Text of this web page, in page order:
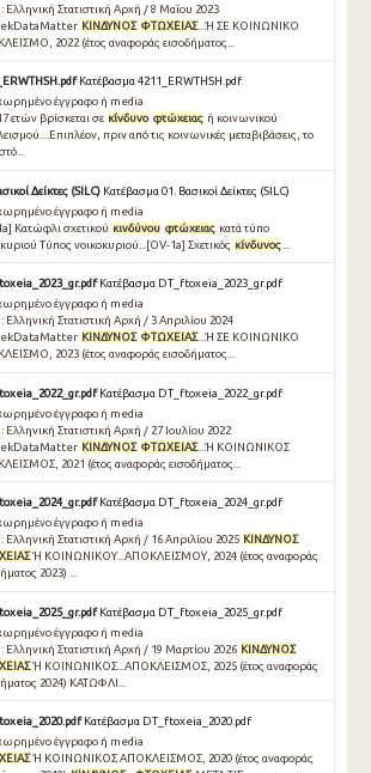
Ελληνική Στατιστική Αρχή / 8 Μαΐου 2023
ΚΙΝΔΥΝΟΣ ΦΤΩΧΕΙΑΣ...Ή ΣΕ ΚΟΙΝΩΝΙΚΟ
2022 (έτος αναφοράς εισοδήματος...
Κατέβασμα 4211_ERWTHSH.pdf
έγγραφο ή media
ετών βρίσκεται σε κίνδυνο φτώχειας ή κοινωνικού
πριν από τις κοινωνικές μεταβιβάσεις, το
Δείκτες (SILC) Κατέβασμα 01. Βασικοί Δείκτες (SILC)
έγγραφο ή media
Κατώφλι σχετικού κινδύνου φτώχειας κατά τύπο
Τύπος νοικοκυριού...[OV-1a] Σχετικός κίνδυνος
Κατέβασμα DT_ftoxeia_2023_gr.pdf
έγγραφο ή media
Ελληνική Στατιστική Αρχή / 3 Απριλίου 2024
ΚΙΝΔΥΝΟΣ ΦΤΩΧΕΙΑΣ...Ή ΣΕ ΚΟΙΝΩΝΙΚΟ
2023 (έτος αναφοράς εισοδήματος...
Κατέβασμα DT_ftoxeia_2022_gr.pdf
έγγραφο ή media
Ελληνική Στατιστική Αρχή / 27 Ιουλίου 2022
ΚΙΝΔΥΝΟΣ ΦΤΩΧΕΙΑΣ...Ή ΚΟΙΝΩΝΙΚΟΣ
2021 (έτος αναφοράς εισοδήματος...
Κατέβασμα DT_ftoxeia_2024_gr.pdf
έγγραφο ή media
Ελληνική Στατιστική Αρχή / 16 Απριλίου 2025 ΚΙΝΔΥΝΟΣ
Ή ΚΟΙΝΩΝΙΚΟΥ...ΑΠΟΚΛΕΙΣΜΟΥ, 2024 (έτος αναφοράς
2023) ...
Κατέβασμα DT_ftoxeia_2025_gr.pdf
έγγραφο ή media
Ελληνική Στατιστική Αρχή / 19 Μαρτίου 2026 ΚΙΝΔΥΝΟΣ
Ή ΚΟΙΝΩΝΙΚΟΣ...ΑΠΟΚΛΕΙΣΜΟΣ, 2025 (έτος αναφοράς
2024) ΚΑΤΩΦΛΙ...
Κατέβασμα DT_ftoxeia_2020.pdf
έγγραφο ή media
Ή ΚΟΙΝΩΝΙΚΟΣ ΑΠΟΚΛΕΙΣΜΟΣ, 2020 (έτος αναφοράς